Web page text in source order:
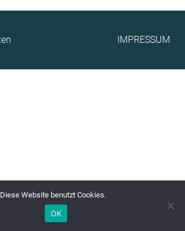
IMPRESSUM
Diese Website benutzt Cookies.
OK